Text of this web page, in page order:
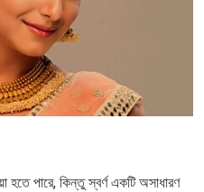
হতে পারে, কিন্তু স্বর্ণ একটি অসাধারণ